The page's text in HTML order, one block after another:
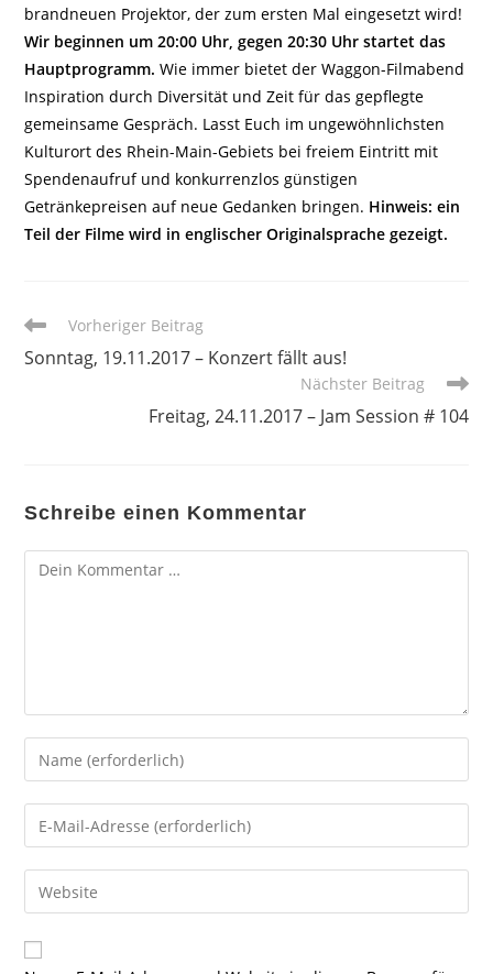
brandneuen Projektor, der zum ersten Mal eingesetzt wird!
Wir beginnen um 20:00 Uhr, gegen 20:30 Uhr startet das
Hauptprogramm.Wie immer bietet der Waggon-Filmabend
Inspiration durch Diversität und Zeit für das gepflegte
gemeinsame Gespräch. Lasst Euch im ungewöhnlichsten
Kulturort des Rhein-Main-Gebiets bei freiem Eintritt mit
Spendenaufruf und konkurrenzlos günstigen
Getränkepreisen auf neue Gedanken bringen. Hinweis: ein
Teil der Filme wird in englischer Originalsprache gezeigt.
Weitere
ansehen
Vorheriger Beitrag
Sonntag, 19.11.2017 – Konzert fällt aus!
Nächster Beitrag
Freitag, 24.11.2017 – Jam Session # 104
Schreibe einen Kommentar
Kommentar
Gib
deinen
Namen
oder
zum
Kommentieren
ein
Gib
deine
E-
Mail-
zum
Gib
deine
Website-
URL